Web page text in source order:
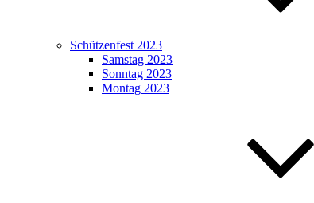
Schützenfest 2023
Samstag 2023
Sonntag 2023
Montag 2023